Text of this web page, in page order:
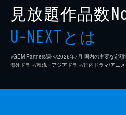
見放題作品数
U-NEXTとは
※GEM Partners調べ/2026年7⽉ 国内の主要な定
海外ドラマ/韓流・アジアドラマ/国内ドラマ/アニメ